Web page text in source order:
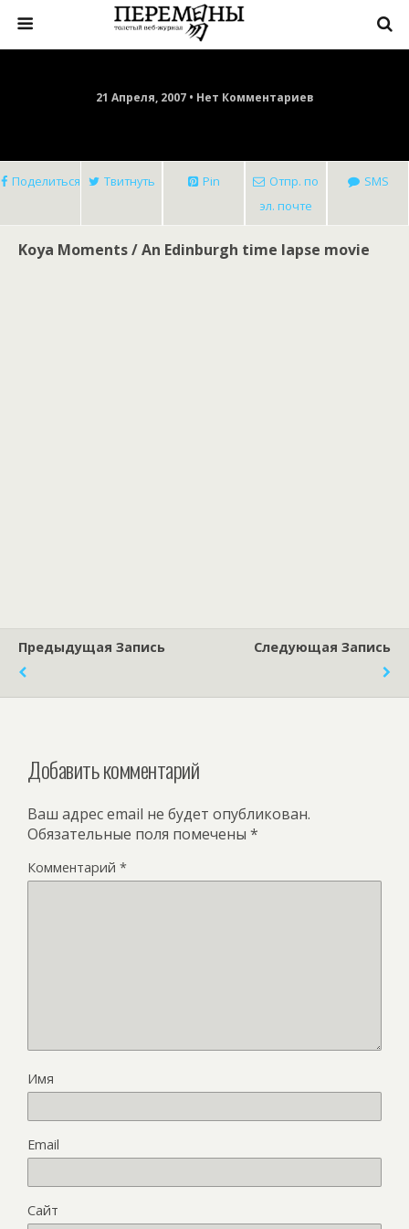
21 Апреля, 2007 • Нет Комментариев
Поделиться Твитнуть Pin
Отпр. по
эл. почте
SMS
Koya Moments / An Edinburgh time lapse movie
Предыдущая Запись Следующая Запись
Добавить комментарий
Ваш адрес email не будет опубликован.
Обязательные поля помечены *
Комментарий *
Имя
Email
Сайт